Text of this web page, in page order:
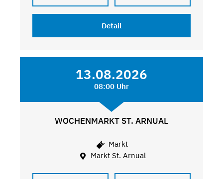
Detail
13.08.2026
08:00 Uhr
WOCHENMARKT ST. ARNUAL
Markt
Markt St. Arnual